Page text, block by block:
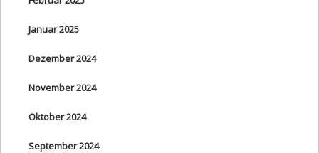
Januar 2025
Dezember 2024
November 2024
Oktober 2024
September 2024